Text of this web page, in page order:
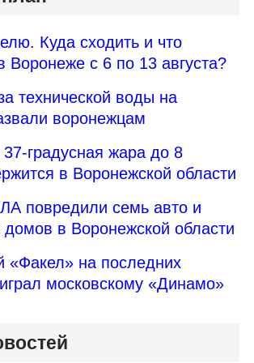
Куда сходить и что
Воронеже с 6 по 13 августа?
технической воды на
воронежцам
градусная жара до 8
в Воронежской области
повредили семь авто и
домов в Воронежской области
«Факел» на последних
московскому «Динамо»